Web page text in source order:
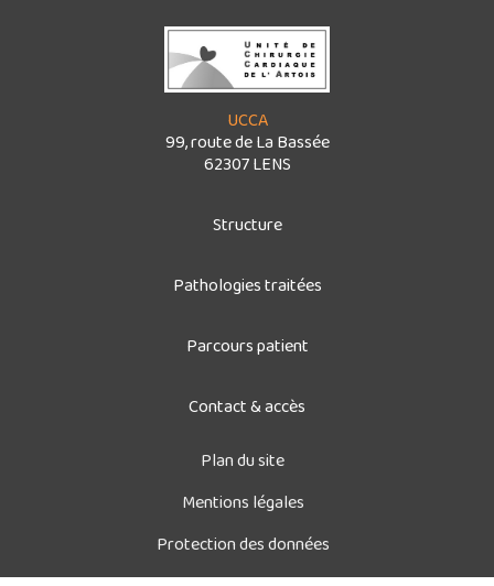
UCCA
99, route de La Bassée
62307 LENS
Structure
Pathologies traitées
Parcours patient
Contact & accès
Plan du site
Mentions légales
Protection des données